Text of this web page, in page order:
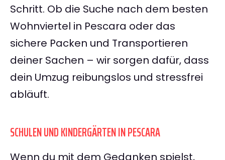
Schritt. Ob die Suche nach dem besten
Wohnviertel in Pescara oder das
sichere Packen und Transportieren
deiner Sachen – wir sorgen dafür, dass
dein Umzug reibungslos und stressfrei
abläuft.
SCHULEN UND KINDERGÄRTEN IN PESCARA